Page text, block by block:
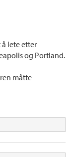
lete etter
og Portland.
måtte